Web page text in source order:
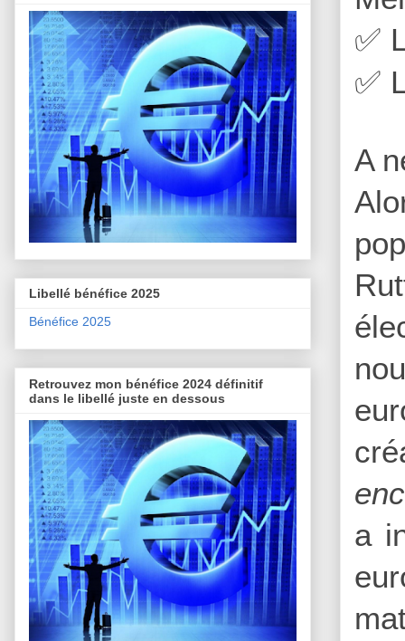
✅
✅
A
a
Libellé bénéfice 2025
Bénéfice 2025
Retrouvez mon bénéfice 2024 définitif
dans le libellé juste en dessous